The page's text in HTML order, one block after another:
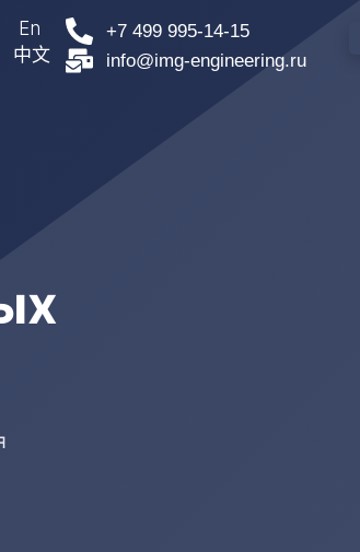
En
中文
+7 499 995-14-15
info@img-engineering.ru